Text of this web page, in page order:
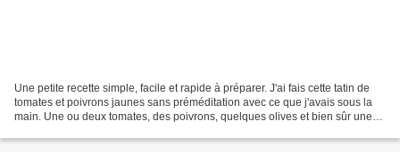
Une petite recette simple, facile et rapide à préparer. J'ai fais cette tatin de
tomates et poivrons jaunes sans préméditation avec ce que j'avais sous la
main. Une ou deux tomates, des poivrons, quelques olives et bien sûr une